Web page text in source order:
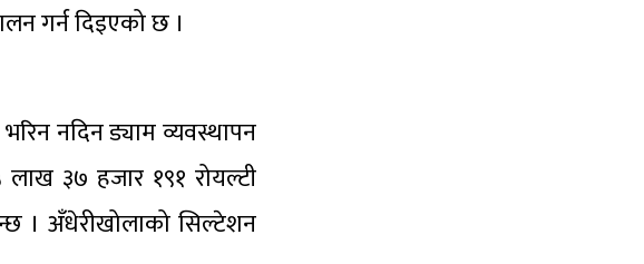
गर्न दिइएको छ ।
नदिन ड्याम व्यवस्थापन
३७ हजार १९१ रोयल्टी
। अँधेरीखोलाको सिल्टेशन